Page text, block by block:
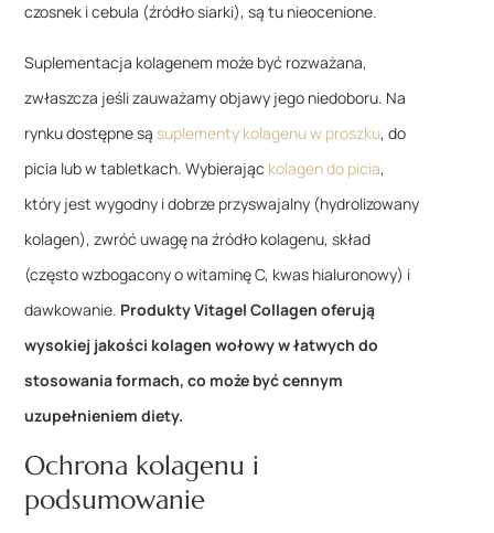
czosnek i cebula (źródło siarki), są tu nieocenione.
Suplementacja kolagenem może być rozważana,
zwłaszcza jeśli zauważamy objawy jego niedoboru. Na
rynku dostępne sąsuplementy kolagenu w proszku, do
picia lub w tabletkach. Wybierając kolagen do picia,
który jest wygodny i dobrze przyswajalny (hydrolizowany
kolagen), zwróć uwagę na źródło kolagenu, skład
(często wzbogacony o witaminę C, kwas hialuronowy) i
dawkowanie. Produkty Vitagel Collagen oferują
wysokiej jakości kolagen wołowy w łatwych do
stosowania formach, co może być cennym
uzupełnieniem diety.
Ochrona kolagenu i
podsumowanie